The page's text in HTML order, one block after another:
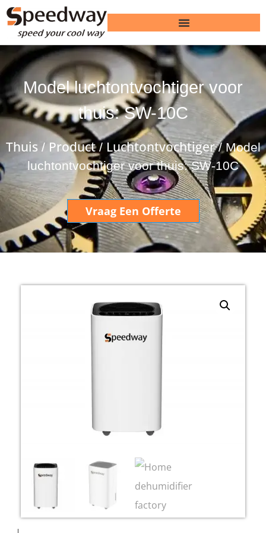
Model luchtontvochtiger voor
thuis: SW-10C
Thuis / Product/ Luchtontvochtiger/ Model
luchtontvochtiger voor thuis: SW-10C
Vraag Een Offerte